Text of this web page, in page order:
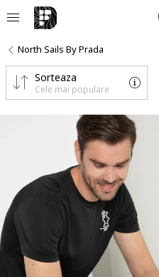
North Sails By Prada
Sorteaza
Cele mai populare